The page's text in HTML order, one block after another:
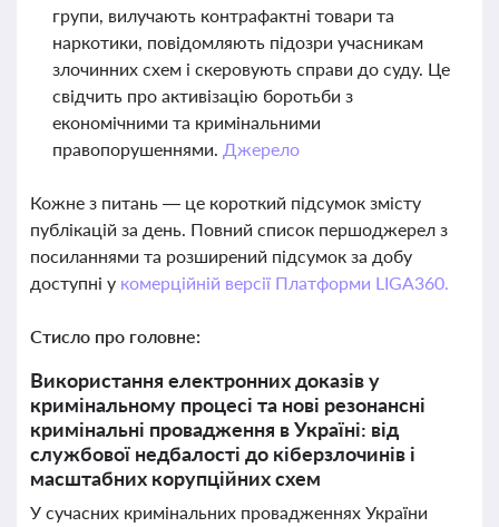
групи, вилучають контрафактні товари та
наркотики, повідомляють підозри учасникам
злочинних схем і скеровують справи до суду. Це
свідчить про активізацію боротьби з
економічними та кримінальними
правопорушеннями. Джерело
Кожне з питань — це короткий підсумок змісту
публікацій за день. Повний список першоджерел з
посиланнями та розширений підсумок за добу
доступні у комерційній версії Платформи LIGA360.
Стисло про головне:
Використання електронних доказів у
кримінальному процесі та нові резонансні
кримінальні провадження в Україні: від
службової недбалості до кіберзлочинів і
масштабних корупційних схем
У сучасних кримінальних провадженнях України